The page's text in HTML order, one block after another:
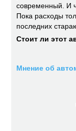
современный. И
Пока расходы
последних
Стоит ли этот
Мнение об